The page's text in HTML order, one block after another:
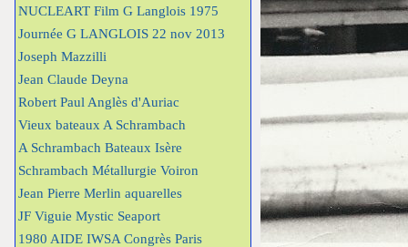
NUCLEART Film G Langlois 1975
Journée G LANGLOIS 22 nov 2013
Joseph Mazzilli
Jean Claude Deyna
Robert Paul Anglès d'Auriac
Vieux bateaux A Schrambach
A Schrambach Bateaux Isère
Schrambach Métallurgie Voiron
Jean Pierre Merlin aquarelles
JF Viguie Mystic Seaport
1980 AIDE IWSA Congrès Paris